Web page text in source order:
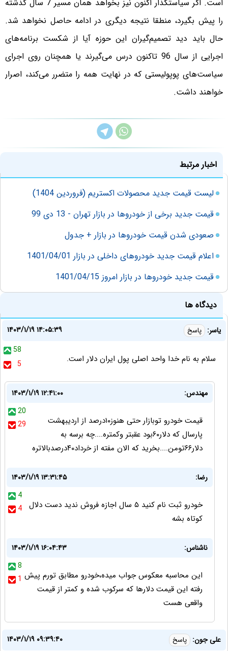
است. اگر سیاستگذار اکنون نیز بخواهد همان مسیر 7 سال گذشته
را پیش بگیرد، منطقا نتیجه دیگری در ادامه حاصل نخواهد شد.
حال باید دید تصمیم‌گیران این حوزه آیا از شکست برنامه‌های
اجرایی از سال 96 تاکنون درس می‌گیرند یا همچنان روی اجرای
سیاست‌های پوپولیستی که در نهایت همه را متضرر می‌کند، اصرار
خواهند داشت.
اخبار مرتبط
لیست قیمت جدید محصولات اکستریم (فروردین 1404)
قیمت جدید برخی از خودروها در بازار تهران - 13 دی 99
صعودی شدن قیمت خودروها در بازار + جدول
اعلام قیمت جدید خودروهای داخلی در بازار 1401/04/01
قیمت جدید خودروها در بازار امروز 1401/04/15
دیدگاه ها
یاسر: پاسخ
۱۴۰۳/۱/۱۹ ۱۴:۰۵:۳۹
58
5
سلام به نام خدا واحد اصلی پول ایران دلار است.
مهندس:
۱۴۰۳/۱/۱۹ ۱۲:۴۱:۰۰
20
29
قیمت خودرو توبازار حتی هنوز۱۰درصد از اردیبهشت
پارسال که دلار۶۰بود عقبتر وکمتره....چه برسه به
دلار۶۶تومن....بخرید که الان مفته از خرداد۴۰درصدبالاتره
رضا:
۱۴۰۳/۱/۱۹ ۱۳:۳۱:۴۵
4
4
خودرو ثبت نام کنید ۵ سال اجازه فروش ندید دست دلال
کوتاه بشه
ناشناس:
۱۴۰۳/۱/۱۹ ۱۶:۰۴:۴۳
8
1 این محاسبه معکوس جواب میده،خودرو مطابق تورم پیش
رفته این قیمت دلارها که سرکوب شده و کمتر از قیمت
واقعی هست
علی جون: پاسخ
۱۴۰۳/۱/۱۹ ۰۹:۳۹:۴۰